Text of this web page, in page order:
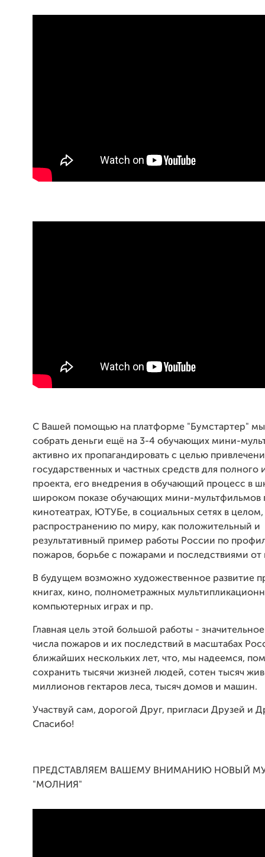
С Вашей помощью на платформе "Бумстартер"
собрать деньги ещё на 3-4 обучающих мини-
активно их пропагандировать с целью
государственных и частных средств для полного
проекта, его внедрения в обучающий процесс в
широком показе обучающих мини-мультфильмов
кинотеатрах, ЮТУБе, в социальных сетях в целом,
распространению по миру, как положительный и
результативный пример работы России по
пожаров, борьбе с пожарами и последствиями от
В будущем возможно художественное развитие
книгах, кино, полнометражных
компьютерных играх и пр.
Главная цель этой большой работы -
числа пожаров и их последствий в масштабах
ближайших нескольких лет, что, мы надеемся,
сохранить тысячи жизней людей, сотен тысяч
миллионов гектаров леса, тысяч домов и машин.
Участвуй сам, дорогой Друг, пригласи Друзей и
Спасибо!
ПРЕДСТАВЛЯЕМ ВАШЕМУ ВНИМАНИЮ НОВЫЙ
"МОЛНИЯ"